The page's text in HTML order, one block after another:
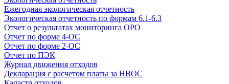
Ежегодная экологическая отчетность
Экологическая отчетность по формам 6.1-6.3
Отчет о результатах мониторинга ОРО
Отчет по форме 4-ОС
Отчет по форме 2-ОС
Отчет по ПЭК
Журнал движения отходов
Декларация с расчетом платы за НВОС